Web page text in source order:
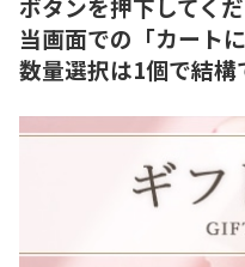
ボタンを押下してくだ
当画面での「カート
数量選択は1個で結構